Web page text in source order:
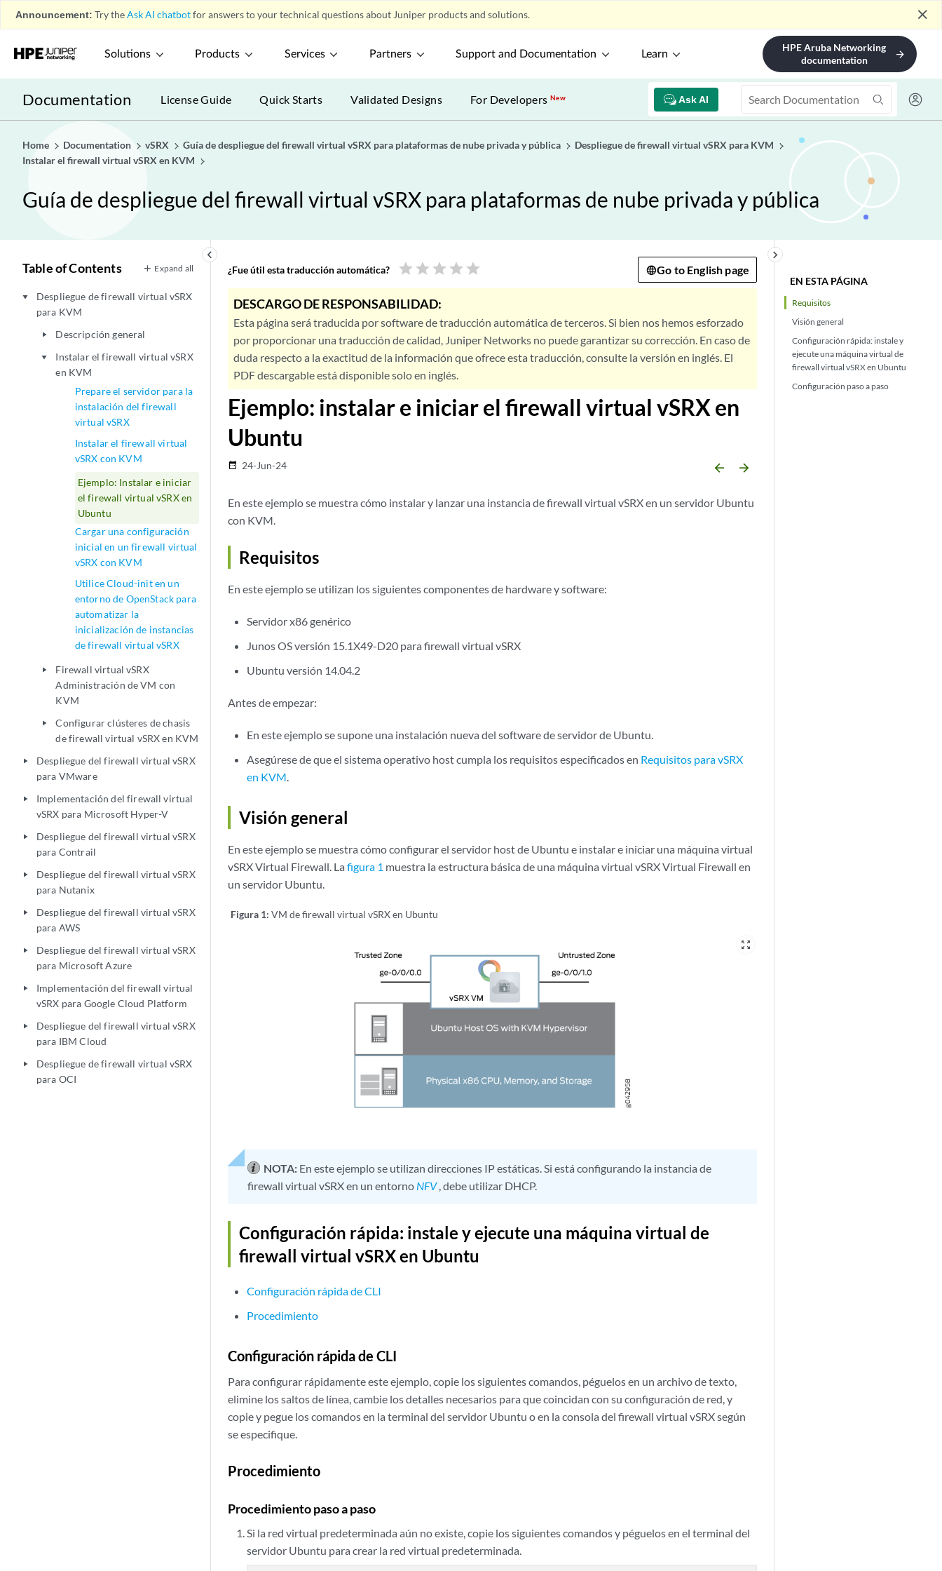
Announcement: Try theAsk AI chatbotfor answers to your technical questions about Juniper products and solutions. close
Solutions Products Services Partners Support and Documentation Learn
HPE Aruba Networking
documentation
arrow_forward
Documentation Ask AI
License Guide Quick Starts Validated Designs For DevelopersNew
Home Documentation vSRX Guía de despliegue del firewall virtual vSRX para plataformas de nube privada y pública
Despliegue de firewall virtual vSRX para KVM
Instalar el firewall virtual vSRX en KVM
Guía de despliegue del firewall virtual vSRX para plataformas de nube privada y pública
keyboard_arrow_left
Table of Contents Expand all
play_arrow
Despliegue de firewall virtual vSRX
para KVM
play_arrow Descripción general
play_arrow
Instalar el firewall virtual vSRX
en KVM
Prepare el servidor para la
instalación del firewall
virtual vSRX
Instalar el firewall virtual
vSRX con KVM
Ejemplo: Instalar e iniciar
el firewall virtual vSRX en
Ubuntu
Cargar una configuración
inicial en un firewall virtual
vSRX con KVM
Utilice Cloud-init en un
entorno de OpenStack para
automatizar la
inicialización de instancias
de firewall virtual vSRX
play_arrow
Firewall virtual vSRX
Administración de VM con
KVM
play_arrow
Configurar clústeres de chasis
de firewall virtual vSRX en KVM
play_arrow
Despliegue del firewall virtual vSRX
para VMware
play_arrow
Implementación del firewall virtual
vSRX para Microsoft Hyper-V
play_arrow
Despliegue del firewall virtual vSRX
para Contrail
play_arrow
Despliegue del firewall virtual vSRX
para Nutanix
play_arrow
Despliegue del firewall virtual vSRX
para AWS
play_arrow
Despliegue del firewall virtual vSRX
para Microsoft Azure
play_arrow
Implementación del firewall virtual
vSRX para Google Cloud Platform
play_arrow
Despliegue del firewall virtual vSRX
para IBM Cloud
play_arrow
Despliegue de firewall virtual vSRX
para OCI
EN ESTA PÁGINA
Requisitos
Visión general
Configuración rápida: instale y
ejecute una máquina virtual de
firewall virtual vSRX en Ubuntu
Configuración paso a paso
keyboard_arrow_right
¿Fue útil esta traducción automática? star star star star star Go to English page
DESCARGO DE RESPONSABILIDAD:
Esta página será traducida por software de traducción automática de terceros. Si bien nos hemos esforzado
por proporcionar una traducción de calidad, Juniper Networks no puede garantizar su corrección. En caso de
duda respecto a la exactitud de la información que ofrece esta traducción, consulte la versión en inglés. El
PDF descargable está disponible solo en inglés.
Ejemplo: instalar e iniciar el firewall virtual vSRX en
Ubuntu
date_range 24-Jun-24 arrow_backward arrow_forward
En este ejemplo se muestra cómo instalar y lanzar una instancia de firewall virtual vSRX en un servidor Ubuntu
con KVM.
Requisitos
En este ejemplo se utilizan los siguientes componentes de hardware y software:
Servidor x86 genérico
Junos OS versión 15.1X49-D20 para firewall virtual vSRX
Ubuntu versión 14.04.2
Antes de empezar:
En este ejemplo se supone una instalación nueva del software de servidor de Ubuntu.
Asegúrese de que el sistema operativo host cumpla los requisitos especificados en Requisitos para vSRX
en KVM.
Visión general
En este ejemplo se muestra cómo configurar el servidor host de Ubuntu e instalar e iniciar una máquina virtual
vSRX Virtual Firewall. La figura 1 muestra la estructura básica de una máquina virtual vSRX Virtual Firewall en
un servidor Ubuntu.
Figura 1: VM de firewall virtual vSRX en Ubuntu
zoom_out_map
NOTA: En este ejemplo se utilizan direcciones IP estáticas. Si está configurando la instancia de
firewall virtual vSRX en un entorno NFV, debe utilizar DHCP.
Configuración rápida: instale y ejecute una máquina virtual de
firewall virtual vSRX en Ubuntu
Configuración rápida de CLI
Procedimiento
Configuración rápida de CLI
Para configurar rápidamente este ejemplo, copie los siguientes comandos, péguelos en un archivo de texto,
elimine los saltos de línea, cambie los detalles necesarios para que coincidan con su configuración de red, y
copie y pegue los comandos en la terminal del servidor Ubuntu o en la consola del firewall virtual vSRX según
se especifique.
Procedimiento
Procedimiento paso a paso
Si la red virtual predeterminada aún no existe, copie los siguientes comandos y péguelos en el terminal del
servidor Ubuntu para crear la red virtual predeterminada.